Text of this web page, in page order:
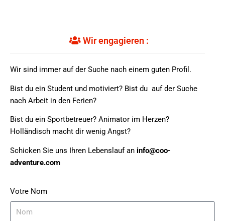
Wir engagieren :
Wir sind immer auf der Suche nach einem guten Profil.
Bist du ein Student und motiviert? Bist du auf der Suche
nach Arbeit in den Ferien?
Bist du ein Sportbetreuer? Animator im Herzen?
Holländisch macht dir wenig Angst?
Schicken Sie uns Ihren Lebenslauf an info@coo-
adventure.com
Votre Nom